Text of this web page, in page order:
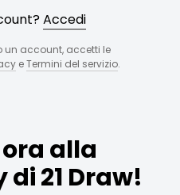
Accedi
un account, accetti le
eTermini del servizio.
alla
21 Draw!